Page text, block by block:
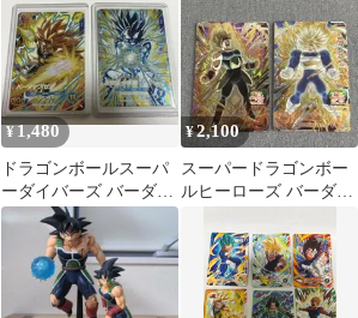
¥1,480
ドラゴンボールスーパ
ーダイバーズ バーダッ
ク:ゼノ 孫悟飯:少年期
¥2,100
スーパードラゴンボー
ルヒーローズ バーダッ
カード 2枚